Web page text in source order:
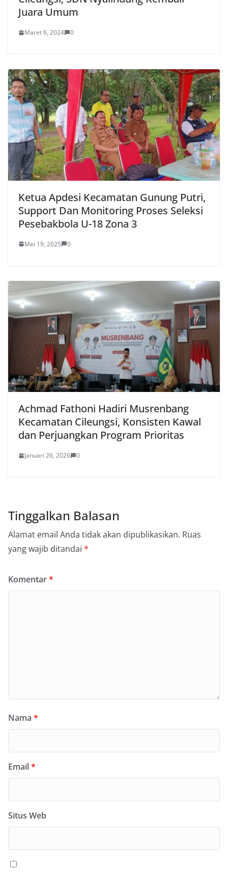
Juara Umum
Maret 6, 2024 0
Ketua Apdesi Kecamatan Gunung Putri,
Support Dan Monitoring Proses Seleksi
Pesebakbola U-18 Zona 3
Mei 19, 2025 0
Achmad Fathoni Hadiri Musrenbang
Kecamatan Cileungsi, Konsisten Kawal
dan Perjuangkan Program Prioritas
Januari 26, 2026 0
Tinggalkan Balasan
Alamat email Anda tidak akan dipublikasikan. Ruas
yang wajib ditandai *
Komentar*
Nama *
Email*
Situs Web